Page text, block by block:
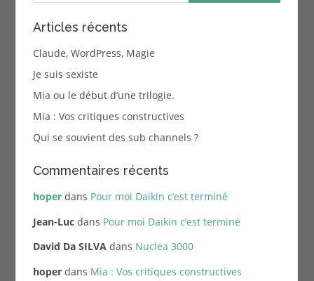
Articles récents
Claude, WordPress, Magie
Je suis sexiste
Mia ou le début d’une trilogie.
Mia : Vos critiques constructives
Qui se souvient des sub channels ?
Commentaires récents
hoperdans Pour moi Daikin c’est terminé
Jean-Lucdans Pour moi Daikin c’est terminé
David Da SILVAdans Nuclea 3000
hoperdans Mia : Vos critiques constructives